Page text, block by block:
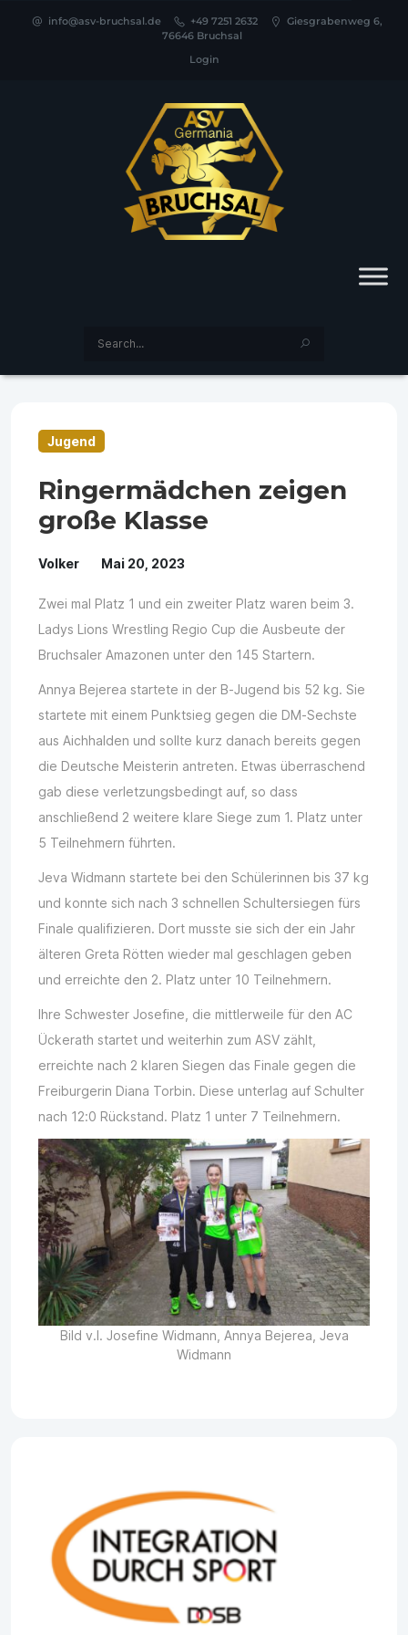
info@asv-bruchsal.de +49 7251 2632
Giesgrabenweg 6,
76646 Bruchsal
Login
Jugend
Ringermädchen zeigen
große Klasse
Volker Mai 20, 2023
Zwei mal Platz 1 und ein zweiter Platz waren beim 3.
Ladys Lions Wrestling Regio Cup die Ausbeute der
Bruchsaler Amazonen unter den 145 Startern.
Annya Bejerea startete in der B-Jugend bis 52 kg. Sie
startete mit einem Punktsieg gegen die DM-Sechste
aus Aichhalden und sollte kurz danach bereits gegen
die Deutsche Meisterin antreten. Etwas überraschend
gab diese verletzungsbedingt auf, so dass
anschließend 2 weitere klare Siege zum 1. Platz unter
5 Teilnehmern führten.
Jeva Widmann startete bei den Schülerinnen bis 37 kg
und konnte sich nach 3 schnellen Schultersiegen fürs
Finale qualifizieren. Dort musste sie sich der ein Jahr
älteren Greta Rötten wieder mal geschlagen geben
und erreichte den 2. Platz unter 10 Teilnehmern.
Ihre Schwester Josefine, die mittlerweile für den AC
Ückerath startet und weiterhin zum ASV zählt,
erreichte nach 2 klaren Siegen das Finale gegen die
Freiburgerin Diana Torbin. Diese unterlag auf Schulter
nach 12:0 Rückstand. Platz 1 unter 7 Teilnehmern.
Bild v.l. Josefine Widmann, Annya Bejerea, Jeva
Widmann